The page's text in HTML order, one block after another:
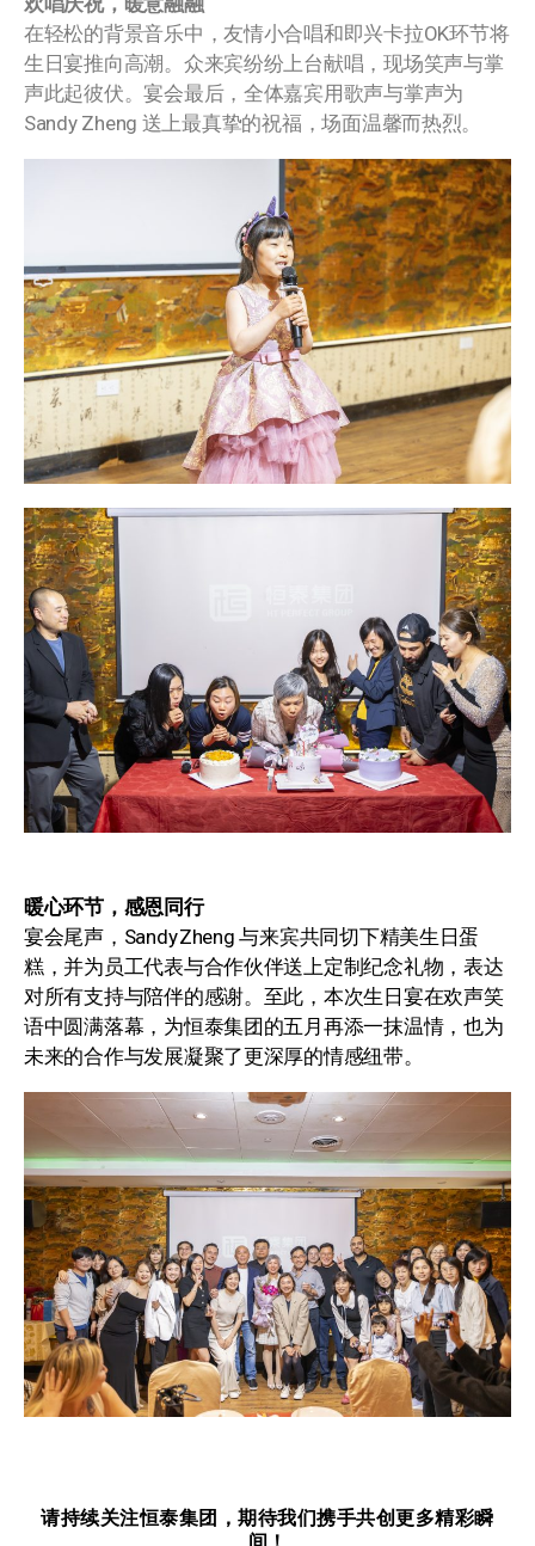
在轻松的背景音乐中，友情小合唱和即兴卡拉OK环节将
生日宴推向高潮。众来宾纷纷上台献唱，现场笑声与掌
声此起彼伏。宴会最后，全体嘉宾用歌声与掌声为
Sandy Zheng 送上最真挚的祝福，场面温馨而热烈。
暖心环节，感恩同行
宴会尾声，Sandy Zheng 与来宾共同切下精美生日蛋
糕，并为员工代表与合作伙伴送上定制纪念礼物，表达
对所有支持与陪伴的感谢。至此，本次生日宴在欢声笑
语中圆满落幕，为恒泰集团的五月再添一抹温情，也为
未来的合作与发展凝聚了更深厚的情感纽带。
请持续关注恒泰集团，期待我们携手共创更多精彩瞬